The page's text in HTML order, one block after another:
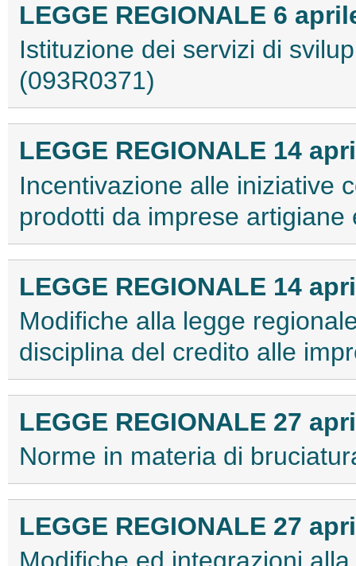
LEGGE REGIONALE 6
Istituzione dei servizi di
(093R0371)
LEGGE REGIONALE 14
Incentivazione alle iniziative
prodotti da imprese
LEGGE REGIONALE 14
Modifiche alla legge
disciplina del credito alle
LEGGE REGIONALE 27
Norme in materia di
LEGGE REGIONALE 27